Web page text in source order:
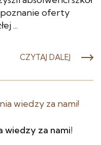
poznanie oferty
...
CZYTAJ DALEJ
wiedzy za nami!